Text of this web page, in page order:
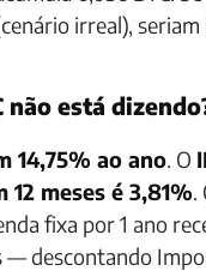
irreal), seriam
não está
14,75% ao ano. O
12 meses é 3,81%.
fixa por 1 ano
— descontando